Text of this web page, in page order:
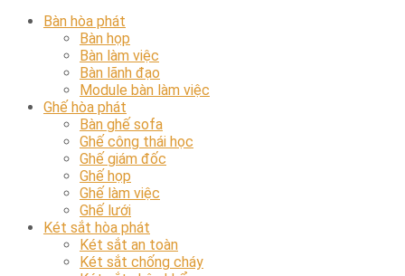
Bàn hòa phát
Bàn họp
Bàn làm việc
Bàn lãnh đạo
Module bàn làm việc
Ghế hòa phát
Bàn ghế sofa
Ghế công thái học
Ghế giám đốc
Ghế họp
Ghế làm việc
Ghế lưới
Két sắt hòa phát
Két sắt an toàn
Két sắt chống cháy